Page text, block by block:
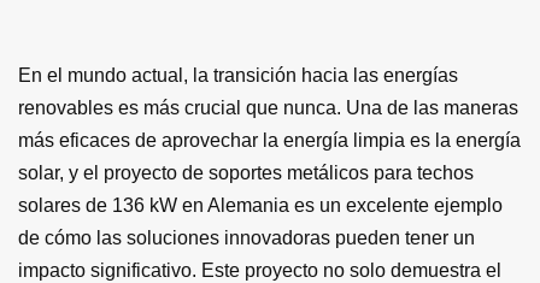
En el mundo actual, la transición hacia las energías
renovables es más crucial que nunca. Una de las maneras
más eficaces de aprovechar la energía limpia es la energía
solar, y el proyecto de soportes metálicos para techos
solares de 136 kW en Alemania es un excelente ejemplo
de cómo las soluciones innovadoras pueden tener un
impacto significativo. Este proyecto no solo demuestra el